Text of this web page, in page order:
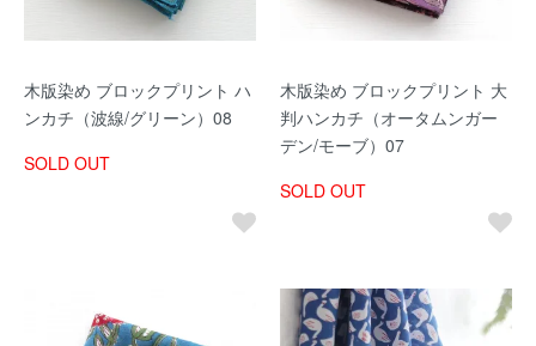
木版染め ブロックプリント ハ
ンカチ（波線/グリーン）08
SOLD OUT
木版染め ブロックプリント 大
判ハンカチ（オータムンガー
デン/モーブ）07
SOLD OUT